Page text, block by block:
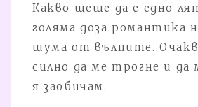
Какво щеше да е едно
голяма доза романтика
шума от вълните.
силно да ме трогне и да
я заобичам.